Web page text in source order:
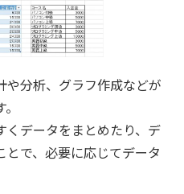
や分析、グラフ作成などが
データをまとめたり、デ
で、必要に応じてデータ